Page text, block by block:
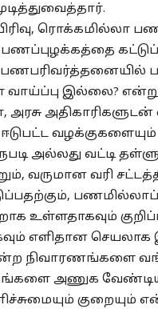
ரொக்கமில்லா
பணபரிவர்த்தனையில்
இல்லை?
அல்லது வட்டி
வருமான வரி
உள்ளதாகவும்
எளிதான செயலாக
நிவாரணங்களை
அணுக வேண்டிய
குறையும்